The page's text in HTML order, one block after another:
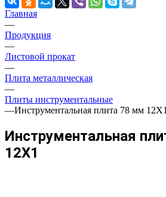
Главная
—
Продукция
—
Листовой прокат
—
Плита металлическая
—
Плиты инструментальные
—Инструментальная плита 78 мм 12Х1
Инструментальная
12Х1